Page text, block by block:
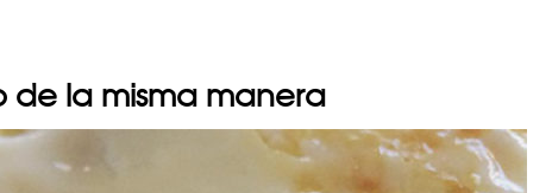
de la misma manera